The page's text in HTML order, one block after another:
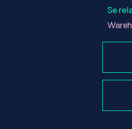
Se